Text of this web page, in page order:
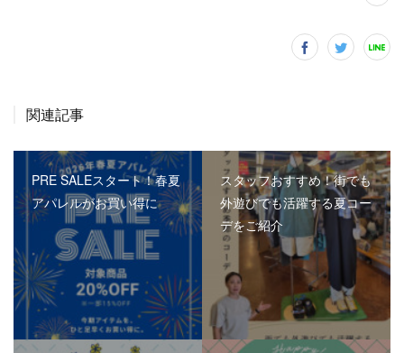
関連記事
PRE SALEスタート！春夏
アパレルがお買い得に
スタッフおすすめ！街でも
外遊びでも活躍する夏コー
デをご紹介